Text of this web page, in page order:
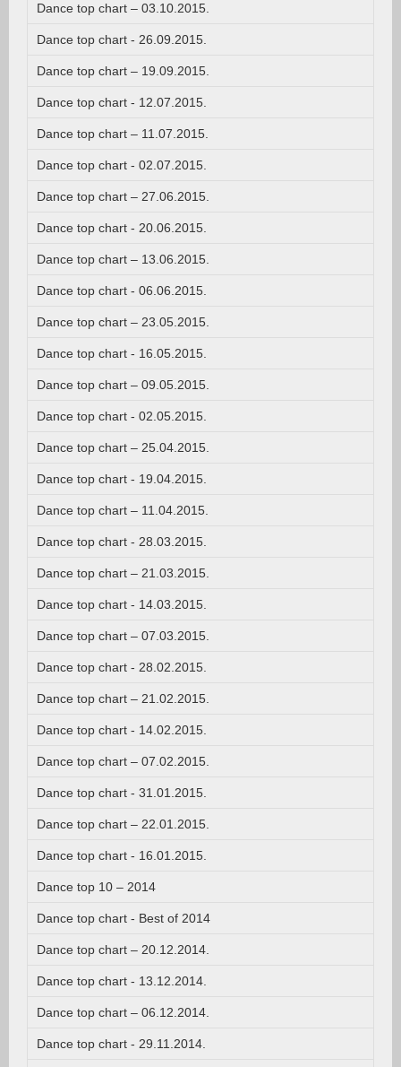
Dance top chart – 03.10.2015.
Dance top chart - 26.09.2015.
Dance top chart – 19.09.2015.
Dance top chart - 12.07.2015.
Dance top chart – 11.07.2015.
Dance top chart - 02.07.2015.
Dance top chart – 27.06.2015.
Dance top chart - 20.06.2015.
Dance top chart – 13.06.2015.
Dance top chart - 06.06.2015.
Dance top chart – 23.05.2015.
Dance top chart - 16.05.2015.
Dance top chart – 09.05.2015.
Dance top chart - 02.05.2015.
Dance top chart – 25.04.2015.
Dance top chart - 19.04.2015.
Dance top chart – 11.04.2015.
Dance top chart - 28.03.2015.
Dance top chart – 21.03.2015.
Dance top chart - 14.03.2015.
Dance top chart – 07.03.2015.
Dance top chart - 28.02.2015.
Dance top chart – 21.02.2015.
Dance top chart - 14.02.2015.
Dance top chart – 07.02.2015.
Dance top chart - 31.01.2015.
Dance top chart – 22.01.2015.
Dance top chart - 16.01.2015.
Dance top 10 – 2014
Dance top chart - Best of 2014
Dance top chart – 20.12.2014.
Dance top chart - 13.12.2014.
Dance top chart – 06.12.2014.
Dance top chart - 29.11.2014.